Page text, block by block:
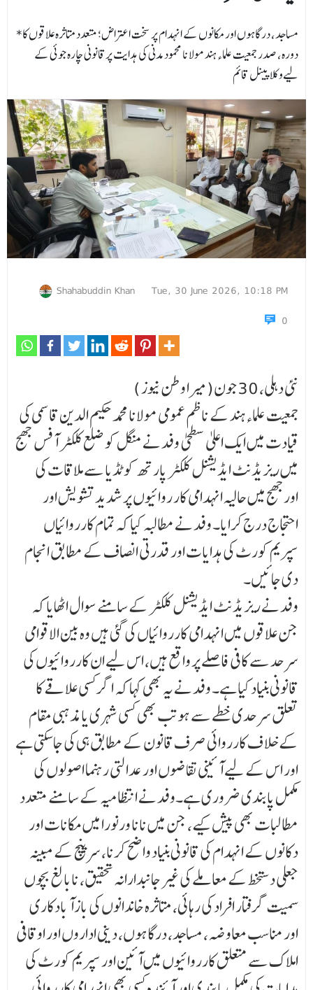
*مساجد، درگاہوں اور مکانوں کے انہدام پر سخت اعتراض؛ متعدد متاثرہ علاقوں کا
دورہ، صدر جمعیت علماءہند مولانا محمود مدنی کی ہدایت پرقانونی چارہ جوئی کے
لیےوکلا پینل قائم
Shahabuddin Khan
Tue, 30 June 2026, 10:18 PM
0
نئی دہلی، 30 جون(میرا وطن نیوز )
جمعیت علماءہند کے ناظم عمومی مولانا محمد حکیم الدین قاسمی کی
قیادت میں ایک اعلیٰ سطحیٰ وفد نے منگل کو ضلع کلکٹر آفس بھج
میں ریزیڈنٹ ایڈیشنل کلکٹر پارتھ کوٹڈیا سے ملاقات کی
اوربھج میں حالیہ انہدامی کار روائیوں پر شدید تشویش اور
احتجاج درج کرایا۔ وفد نے مطالبہ کیا کہ تمام کارروائیاں
سپریم کورٹ کی ہدایات اور قدرتی انصاف کے مطابق انجام
دی جائیں۔
وفد نے ریزیڈنٹ ایڈیشنل کلکٹر کے سامنے سوال اٹھایا کہ
جن علاقوں میں انہدامی کارروائیاں کی گئی ہیں وہ بین الاقوامی
سرحد سے کافی فاصلے پر واقع ہیں، اس لیے ان کارروائیوں کی
قانونی بنیاد کیا ہے۔ وفد نے یہ بھی کہا کہ اگر کسی علاقے کا
تعلق سرحدی خطے سے ہو تب بھی کسی شہری یا مذہبی مقام
کے خلا ف کارروائی صرف قانون کے مطابق ہی کی جا سکتی ہے
اور اس کے لیے آئینی تقاضوں اور عدالتی رہنما اصولوں کی
مکمل پابندی ضروری ہے۔وفد نے انتظامیہ کے سامنے متعدد
مطالبات بھی پیش کیے، جن میں نانا ورنورا میں مکانات اور
دکانوں کے انہدام کی قانونی بنیاد واضح کرنا، سرپنچ کے مبینہ
جعلی دستخط کے معاملے کی غیر جانبدارانہ تحقیق، نابالغ بچوں
سمیت گرفتار افراد کی رہائی، متاثرہ خاندانوں کی بازآ بادکاری
اور مناسب معاوضہ، مساجد، درگاہوں، دینی اداروں اور اوقافی
املاک سے متعلق کارروائیوں میں آئین اور سپریم کورٹ کی